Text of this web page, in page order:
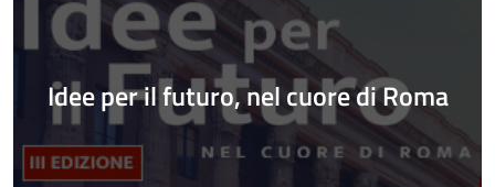
Idee per il futuro, nel cuore di Roma